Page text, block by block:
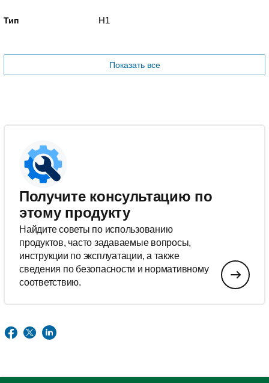
Тип H1
Показать все
Получите консультацию по
этому продукту
Найдите советы по использованию
продуктов, часто задаваемые вопросы,
инструкции по эксплуатации, а также
сведения по безопасности и нормативному
соответствию.